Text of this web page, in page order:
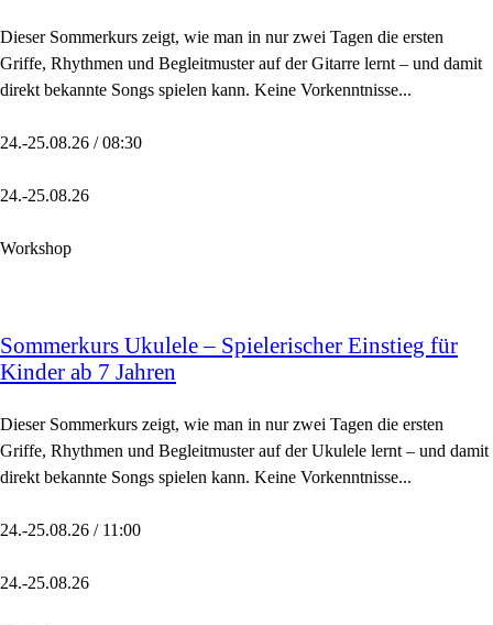
Dieser Sommerkurs zeigt, wie man in nur zwei Tagen die ersten
Griffe, Rhythmen und Begleitmuster auf der Gitarre lernt – und damit
direkt bekannte Songs spielen kann. Keine Vorkenntnisse...
24.-25.08.26 / 08:30
24.-25.08.26
Workshop
Sommerkurs Ukulele – Spielerischer Einstieg für
Kinder ab 7 Jahren
Dieser Sommerkurs zeigt, wie man in nur zwei Tagen die ersten
Griffe, Rhythmen und Begleitmuster auf der Ukulele lernt – und damit
direkt bekannte Songs spielen kann. Keine Vorkenntnisse...
24.-25.08.26 / 11:00
24.-25.08.26